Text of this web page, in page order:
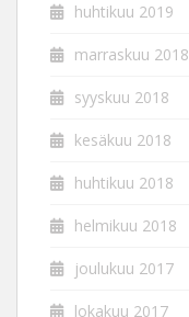
huhtikuu 2019
marraskuu 2018
syyskuu 2018
kesäkuu 2018
huhtikuu 2018
helmikuu 2018
joulukuu 2017
lokakuu 2017